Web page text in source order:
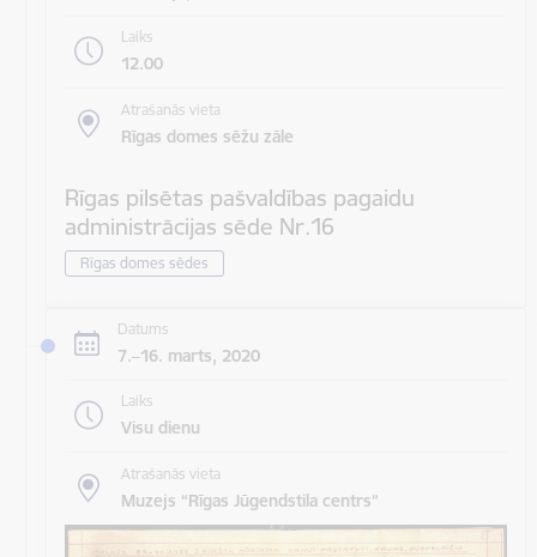
Laiks
12.00
Atrašanās vieta
Rīgas domes sēžu zāle
Rīgas pilsētas pašvaldības pagaidu
administrācijas sēde Nr.16
Rīgas domes sēdes
Datums
7.–16. marts, 2020
Laiks
Visu dienu
Atrašanās vieta
Muzejs “Rīgas Jūgendstila centrs”